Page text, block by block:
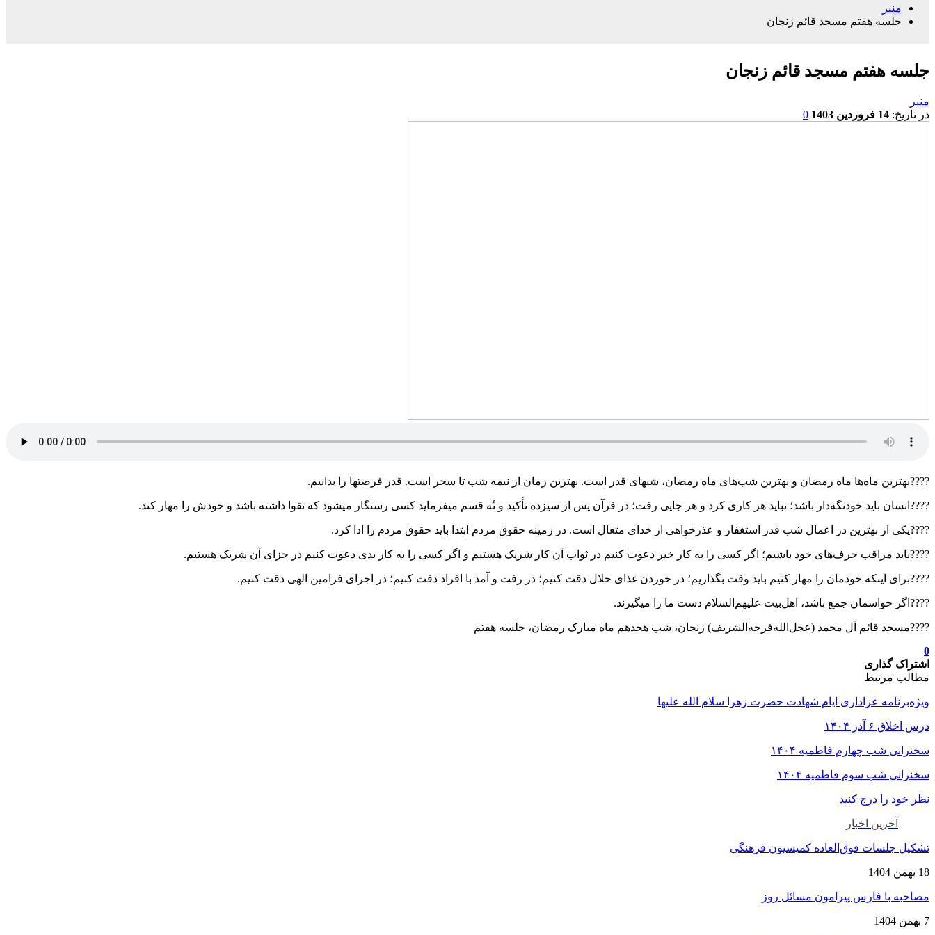
منبر
جلسه هفتم مسجد قائم زنجان
جلسه هفتم مسجد قائم زنجان
منبر
در تاریخ: 14 فروردین 1403 0
????بهترین ماه‌ها ماه رمضان و بهترین شب‌های ماه رمضان، شبهای قدر است. بهترین زمان از نیمه شب تا سحر است. قدر فرصتها را بدانیم.
????انسان باید خودنگه‌دار باشد؛ نباید هر کاری کرد و هر جایی رفت؛ در قرآن پس از سیزده تأکید و نُه قسم میفرماید کسی رستگار میشود که تقوا داشته باشد و خودش را مهار کند.
????یکی از بهترین در اعمال شب قدر استغفار و عذرخواهی از خدای متعال است. در زمینه حقوق مردم ابتدا باید حقوق مردم را ادا کرد.
????باید مراقب حرف‌های خود باشیم؛ اگر کسی را به کار خیر دعوت کنیم در ثواب آن کار شریک هستیم و اگر کسی را به کار بدی دعوت کنیم در جزای آن شریک هستیم.
????برای اینکه خودمان را مهار کنیم باید وقت بگذاریم؛ در خوردن غذای حلال دقت کنیم؛ در رفت و آمد با افراد دقت کنیم؛ در اجرای فرامین الهی دقت کنیم.
????اگر حواسمان جمع باشد، اهل‌بیت علیهم‌السلام دست ما را میگیرند.
????مسجد قائم آل محمد (عجل‌الله‌فرجه‌الشریف) زنجان، شب هجدهم ماه مبارک رمضان، جلسه هفتم
0
اشتراک گذاری
مطالب مرتبط
ویژه‌برنامه عزاداری ایام شهادت حضرت زهرا سلام الله علیها
درس اخلاق ۶ آذر ۱۴۰۴
سخنرانی شب چهارم فاطمیه ۱۴۰۴
سخنرانی شب سوم فاطمیه ۱۴۰۴
نظر خود را درج کنید
آخرین اخبار
تشکیل جلسات فوق‌العاده کمیسیون فرهنگی
18 بهمن 1404
مصاحبه با فارس پیرامون مسائل روز
7 بهمن 1404